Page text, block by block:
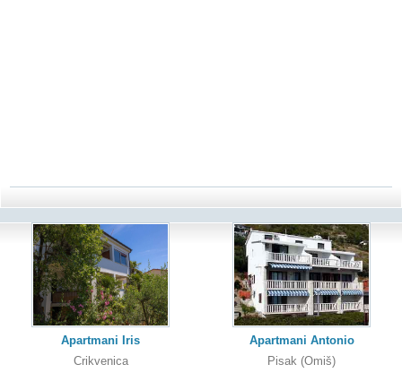
Apartmani Iris
Crikvenica
Apartmani Antonio
Pisak (Omiš)